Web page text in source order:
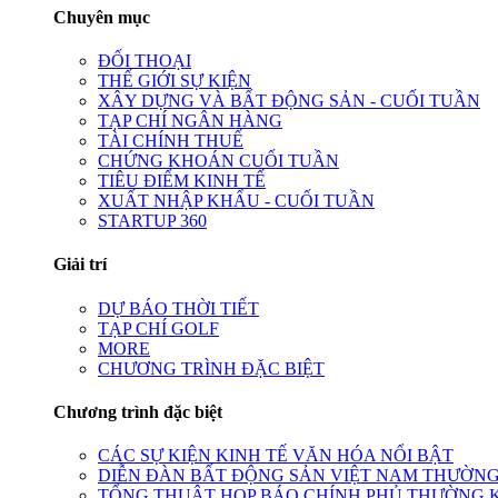
Chuyên mục
ĐỐI THOẠI
THẾ GIỚI SỰ KIỆN
XÂY DỰNG VÀ BẤT ĐỘNG SẢN - CUỐI TUẦN
TẠP CHÍ NGÂN HÀNG
TÀI CHÍNH THUẾ
CHỨNG KHOÁN CUỐI TUẦN
TIÊU ĐIỂM KINH TẾ
XUẤT NHẬP KHẨU - CUỐI TUẦN
STARTUP 360
Giải trí
DỰ BÁO THỜI TIẾT
TẠP CHÍ GOLF
MORE
CHƯƠNG TRÌNH ĐẶC BIỆT
Chương trình đặc biệt
CÁC SỰ KIỆN KINH TẾ VĂN HÓA NỔI BẬT
DIỄN ĐÀN BẤT ĐỘNG SẢN VIỆT NAM